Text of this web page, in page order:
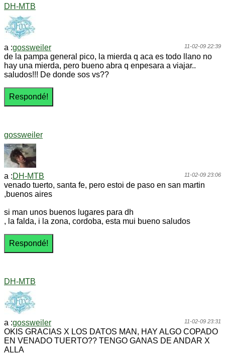
DH-MTB
11-02-09 22:39
a :gossweiler
de la pampa general pico, la mierda q aca es todo llano no
hay una mierda, pero bueno abra q enpesara a viajar..
saludos!!! De donde sos vs??
gossweiler
11-02-09 23:06
a :DH-MTB
venado tuerto, santa fe, pero estoi de paso en san martin
,buenos aires
si man unos buenos lugares para dh
, la falda, i la zona, cordoba, esta mui bueno saludos
DH-MTB
11-02-09 23:31
a :gossweiler
OKIS GRACIAS X LOS DATOS MAN, HAY ALGO COPADO
EN VENADO TUERTO?? TENGO GANAS DE ANDAR X
ALLA